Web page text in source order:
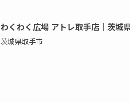
わくわく広場 アトレ取手店｜茨城
茨城県取手市